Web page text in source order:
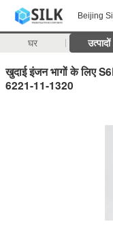
Beijing
घर उत्पादों
खुदाई इंजन भागों के लिए
6221-11-1320